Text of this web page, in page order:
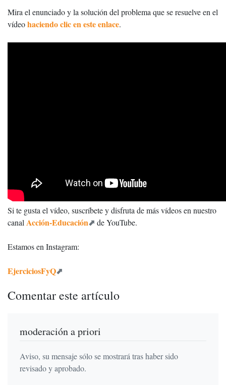
Mira el enunciado y la solución del problema que se resuelve en el
vídeohaciendo clic en este enlace.
Si te gusta el vídeo, suscríbete y disfruta de más vídeos en nuestro
canal Acción-Educación de YouTube.
Estamos en Instagram:
EjerciciosFyQ
Comentar este artículo
moderación a priori
Aviso, su mensaje sólo se mostrará tras haber sido
revisado y aprobado.